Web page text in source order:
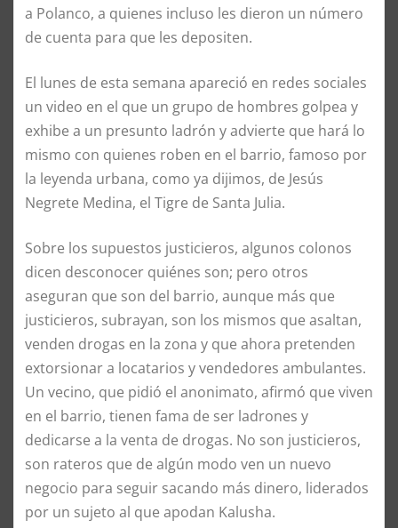
a Polanco, a quienes incluso les dieron un número
de cuenta para que les depositen.
El lunes de esta semana apareció en redes sociales
un video en el que un grupo de hombres golpea y
exhibe a un presunto ladrón y advierte que hará lo
mismo con quienes roben en el barrio, famoso por
la leyenda urbana, como ya dijimos, de Jesús
Negrete Medina, el Tigre de Santa Julia.
Sobre los supuestos justicieros, algunos colonos
dicen desconocer quiénes son; pero otros
aseguran que son del barrio, aunque más que
justicieros, subrayan, son los mismos que asaltan,
venden drogas en la zona y que ahora pretenden
extorsionar a locatarios y vendedores ambulantes.
Un vecino, que pidió el anonimato, afirmó que viven
en el barrio, tienen fama de ser ladrones y
dedicarse a la venta de drogas. No son justicieros,
son rateros que de algún modo ven un nuevo
negocio para seguir sacando más dinero, liderados
por un sujeto al que apodan Kalusha.